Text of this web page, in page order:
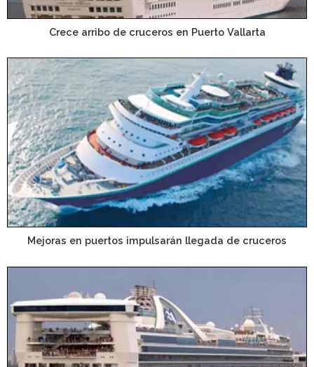
Crece arribo de cruceros en Puerto Vallarta
Mejoras en puertos impulsarán llegada de cruceros